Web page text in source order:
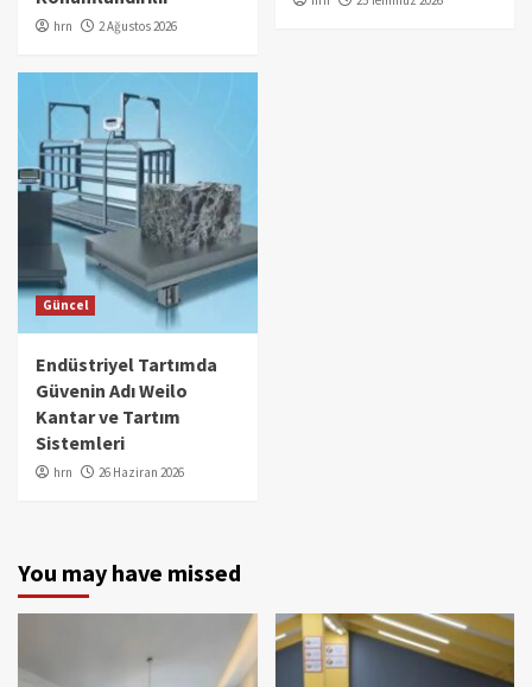
hrn 2 Ağustos 2026
Güncel
Endüstriyel Tartımda
Güvenin Adı Weilo
Kantar ve Tartım
Sistemleri
hrn 26 Haziran 2026
You may have missed